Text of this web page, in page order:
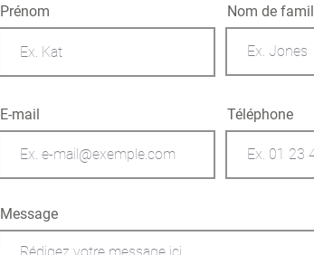
Prénom Nom de
E-mail Téléphone
Message